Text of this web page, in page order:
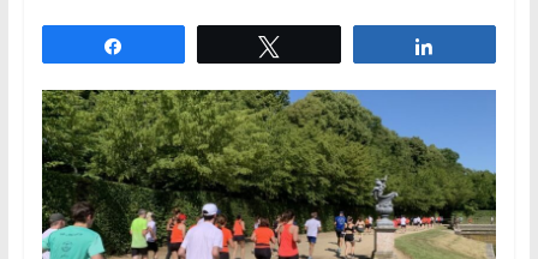
spectateurs
de
sport,
qui
se
déplacent
en
France